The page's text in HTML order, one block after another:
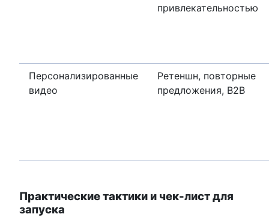
привлекательностью
Персонализированные
видео
Ретеншн, повторные
предложения, B2B
Практические тактики и чек-лист для
запуска